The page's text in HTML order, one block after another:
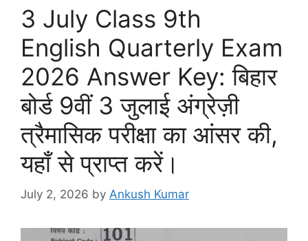
3 July Class 9th
English Quarterly Exam
2026 Answer Key: बिहार
बोर्ड 9वीं 3 जुलाई अंग्रेज़ी
त्रैमासिक परीक्षा का आंसर की,
यहाँ से प्राप्त करें।
July 2, 2026 by Ankush Kumar